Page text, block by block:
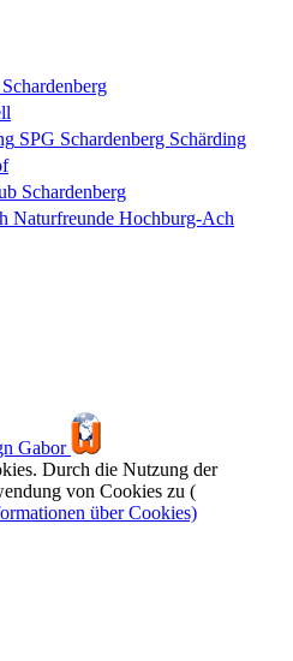
SPG Schardenberg Schärding
Schardenberg
Naturfreunde Hochburg-Ach
Gabor
Durch die Nutzung der
von Cookies zu (
über Cookies)